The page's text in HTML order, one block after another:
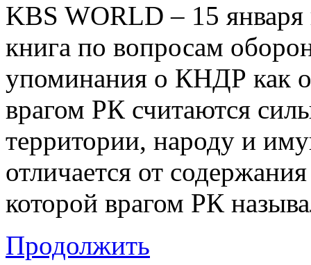
KBS WORLD – 15 января
книга по вопросам
упоминания о КНДР как о
врагом РК считаются
территории, народу и
отличается от
которой врагом РК
Продолжить